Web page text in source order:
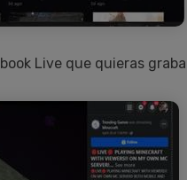
Live que quieras